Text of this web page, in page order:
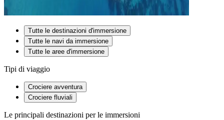
Tutte le destinazioni d'immersione
Tutte le navi da immersione
Tutte le aree d'immersione
Tipi di viaggio
Crociere avventura
Crociere fluviali
Le principali destinazioni per le immersioni